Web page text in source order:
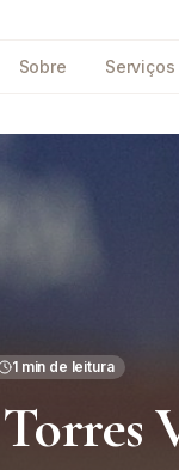
Sobre Serviços
1min de leitura